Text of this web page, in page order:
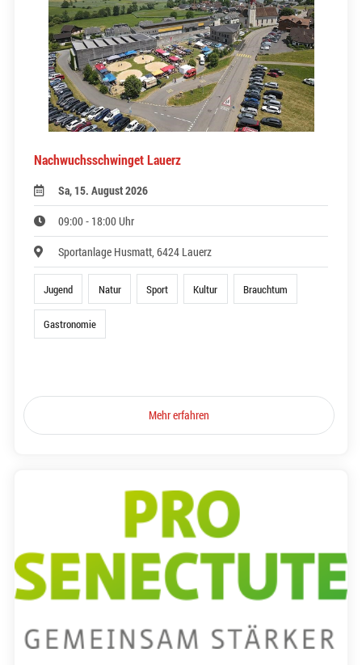
Nachwuchsschwinget Lauerz
Sa, 15. August 2026
09:00 - 18:00 Uhr
Sportanlage Husmatt, 6424 Lauerz
Jugend Natur Sport Kultur Brauchtum
Gastronomie
Mehr erfahren